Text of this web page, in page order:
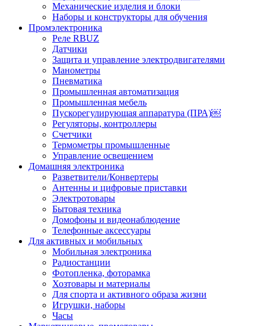
Механические изделия и блоки
Наборы и конструкторы для обучения
Промэлектроника
Реле RBUZ
Датчики
Защита и управление электродвигателями
Манометры
Пневматика
Промышленная автоматизация
Промышленная мебель
Пускорегулирующая аппаратура (ПРА)￼
Регуляторы, контроллеры
Счетчики
Термометры промышленные
Управление освещением
Домашняя электроника
Разветвители/Конвертеры
Антенны и цифровые приставки
Электротовары
Бытовая техника
Домофоны и видеонаблюдение
Телефонные аксессуары
Для активных и мобильных
Мобильная электроника
Радиостанции
Фотопленка, фоторамка
Хозтовары и материалы
Для спорта и активного образа жизни
Игрушки, наборы
Часы